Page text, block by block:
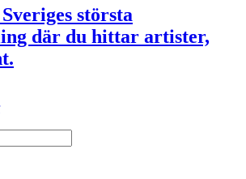
största
där du hittar artister,